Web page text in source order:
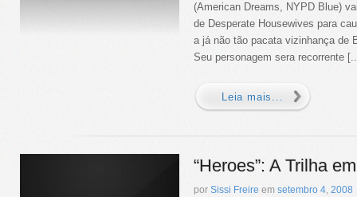
(American Dreams, NYPD Blue)
de Desperate Housewives para
a já não tão pacata vizinhança de
Seu personagem sera recorrente
Leia mais...
“Heroes”: A Trilha
por Sissi Freire em setembro 4 2008